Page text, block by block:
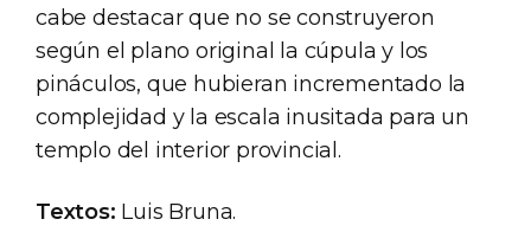
cabe destacar que no se construyeron
según el plano original la cúpula y los
pináculos, que hubieran incrementado la
complejidad y la escala inusitada para un
templo del interior provincial.
Textos: Luis Bruna.